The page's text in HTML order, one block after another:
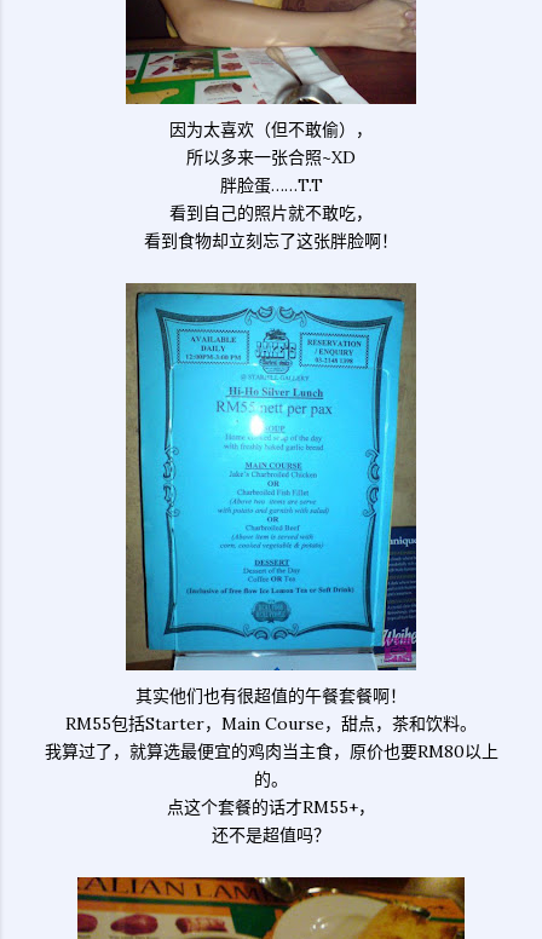
因为太喜欢（但不敢偷），
所以多来一张合照~XD
胖脸蛋……T.T
看到自己的照片就不敢吃，
看到食物却立刻忘了这张胖脸啊！
其实他们也有很超值的午餐套餐啊！
RM55包括Starter，Main Course，甜点，茶和饮料。
我算过了，就算选最便宜的鸡肉当主食，原价也要RM80以上
的。
点这个套餐的话才RM55+，
还不是超值吗？